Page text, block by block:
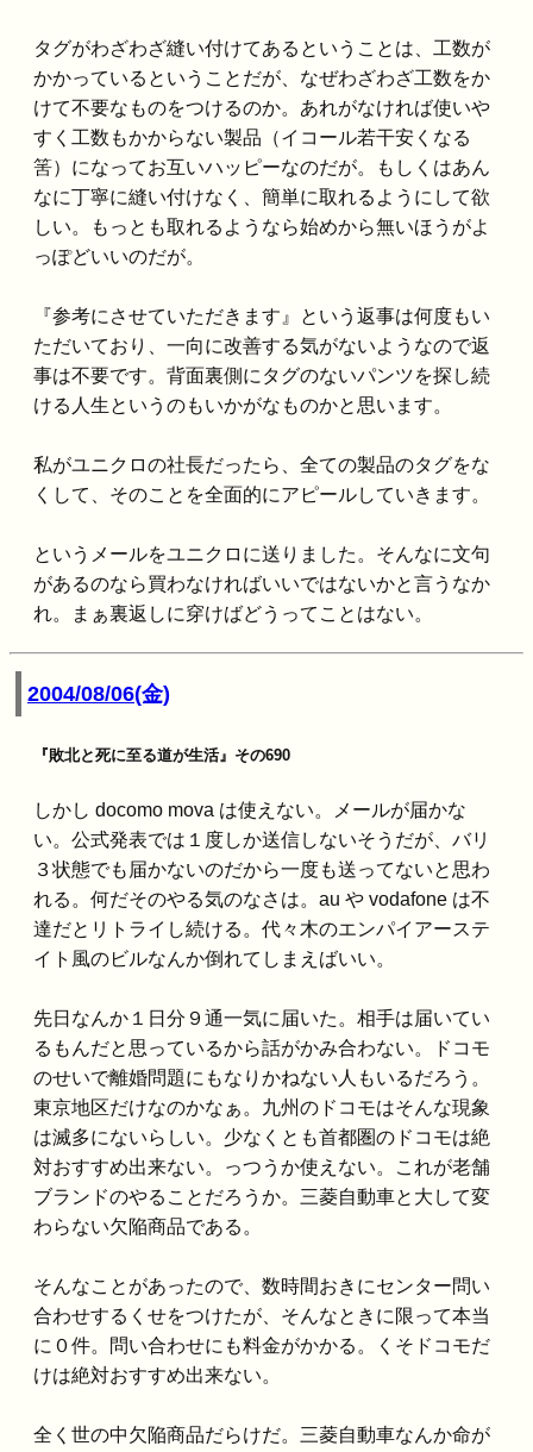
タグがわざわざ縫い付けてあるということは、工数が
かかっているということだが、なぜわざわざ工数をか
けて不要なものをつけるのか。あれがなければ使いや
すく工数もかからない製品（イコール若干安くなる
筈）になってお互いハッピーなのだが。もしくはあん
なに丁寧に縫い付けなく、簡単に取れるようにして欲
しい。もっとも取れるようなら始めから無いほうがよ
っぽどいいのだが。
『参考にさせていただきます』という返事は何度もい
ただいており、一向に改善する気がないようなので返
事は不要です。背面裏側にタグのないパンツを探し続
ける人生というのもいかがなものかと思います。
私がユニクロの社長だったら、全ての製品のタグをな
くして、そのことを全面的にアピールしていきます。
というメールをユニクロに送りました。そんなに文句
があるのなら買わなければいいではないかと言うなか
れ。まぁ裏返しに穿けばどうってことはない。
2004/08/06(金)
『敗北と死に至る道が生活』その690
しかし docomo mova は使えない。メールが届かな
い。公式発表では１度しか送信しないそうだが、バリ
３状態でも届かないのだから一度も送ってないと思わ
れる。何だそのやる気のなさは。au や vodafone は不
達だとリトライし続ける。代々木のエンパイアーステ
イト風のビルなんか倒れてしまえばいい。
先日なんか１日分９通一気に届いた。相手は届いてい
るもんだと思っているから話がかみ合わない。ドコモ
のせいで離婚問題にもなりかねない人もいるだろう。
東京地区だけなのかなぁ。九州のドコモはそんな現象
は滅多にないらしい。少なくとも首都圏のドコモは絶
対おすすめ出来ない。っつうか使えない。これが老舗
ブランドのやることだろうか。三菱自動車と大して変
わらない欠陥商品である。
そんなことがあったので、数時間おきにセンター問い
合わせするくせをつけたが、そんなときに限って本当
に０件。問い合わせにも料金がかかる。くそドコモだ
けは絶対おすすめ出来ない。
全く世の中欠陥商品だらけだ。三菱自動車なんか命が